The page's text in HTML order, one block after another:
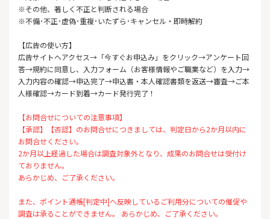
※その他、著しく不正と判断される場合
※不備･不正･虚偽･重複･いたずら･キャンセル・即時解約
【広告の使い方】
広告サイトへアクセス→「今すぐお申込み」をクリック→アンケート回
答→規約に同意し、入力フォーム（お客様情報やご職業など）を入力→
入力内容の確認→申込完了→申込書・本人確認書類を返送→審査→ご本
人様確認→カード到着→カード発行完了！
【お問合せについての注意事項】
【承認】【否認】のお問合せにつきましては、判定日から2か月以内に
お問合せください。
2か月以上経過した場合は調査対象外となり、成果のお問合せは受付け
ておりません。
あらかじめ、ご了承ください。
また、ポイント通帳[判定中]へ反映しているご利用分についての催促や
調査は承ることができません。 あらかじめ、ご了承ください。